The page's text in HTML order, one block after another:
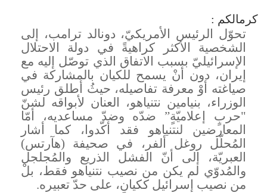
كرمالكم :
تحوّل الرئيس الأمريكيّ، دونالد ترامب، إلى
الشخصية الأكثر كراهيةً في دولة الاحتلال
الإسرائيليّ بسبب الاتفاق الذي توصّل إليه مع
إيران، دون أنْ يسمح للكيان بالمشاركة في
صياغته أوْ معرفة تفاصيله، حيثُ أطلق رئيس
الوزراء، بنيامين نتنياهو، العنان لأبواقه لشنّ
"حربٍ إعلاميّةٍ” ضدّه وضدّ مساعديه، أمّا
المعارضين لنتنياهو فقد أكّدوا، كما أشار
المُحلّل روغل ألفر، في صحيفة (هآرتس)
العبريّة، إلى أنّ الفشل الذريع والمُجلجل
والمُدوّي لم يكن من نصيب نتنياهو فقط، بلْ
من نصيب إسرائيل ككيانٍ، على حدّ تعبيره.